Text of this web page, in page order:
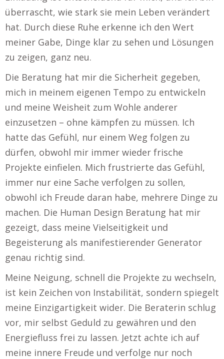
überrascht, wie stark sie mein Leben verändert
hat. Durch diese Ruhe erkenne ich den Wert
meiner Gabe, Dinge klar zu sehen und Lösungen
zu zeigen, ganz neu.
Die Beratung hat mir die Sicherheit gegeben,
mich in meinem eigenen Tempo zu entwickeln
und meine Weisheit zum Wohle anderer
einzusetzen – ohne kämpfen zu müssen. Ich
hatte das Gefühl, nur einem Weg folgen zu
dürfen, obwohl mir immer wieder frische
Projekte einfielen. Mich frustrierte das Gefühl,
immer nur eine Sache verfolgen zu sollen,
obwohl ich Freude daran habe, mehrere Dinge zu
machen. Die Human Design Beratung hat mir
gezeigt, dass meine Vielseitigkeit und
Begeisterung als manifestierender Generator
genau richtig sind.
Meine Neigung, schnell die Projekte zu wechseln,
ist kein Zeichen von Instabilität, sondern spiegelt
meine Einzigartigkeit wider. Die Beraterin schlug
vor, mir selbst Geduld zu gewähren und den
Energiefluss frei zu lassen. Jetzt achte ich auf
meine innere Freude und verfolge nur noch